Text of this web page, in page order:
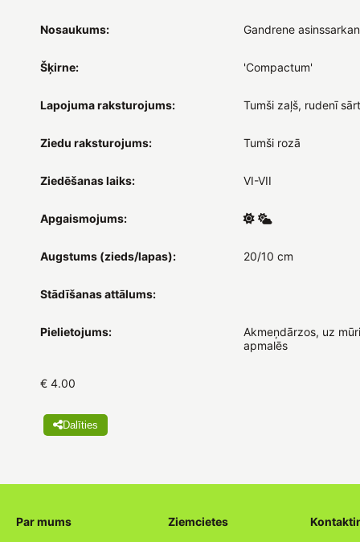
Nosaukums: Gandrene
Šķirne: 'Compactum'
Lapojuma raksturojums: Tumši zaļš, rudenī
Ziedu raksturojums: Tumši rozā
Ziedēšanas laiks: VI-VII
Apgaismojums:
Augstums (zieds/lapas): 20/10 cm
Stādīšanas attālums:
Pielietojums:
Akmeņdārzos, uz
apmalēs
€ 4.00
Dalīties
Par mums Ziemcietes